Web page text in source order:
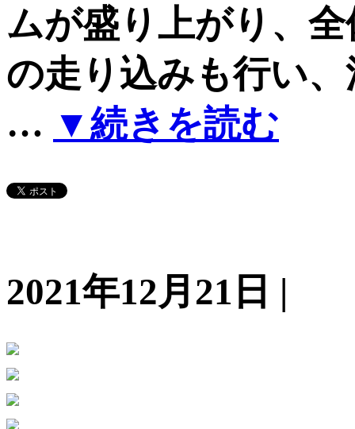
ムが盛り上がり、
の走り込みも行い、
… ▼続きを読む
2021年12月21日 |